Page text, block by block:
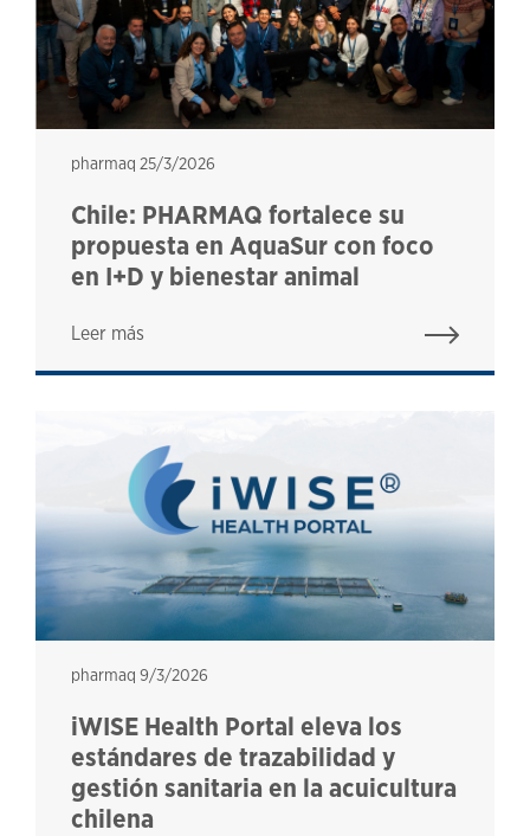
pharmaq
pharmaq 25/3/2026
Chile: PHARMAQ fortalece su
propuesta en AquaSur con foco
en I+D y bienestar animal
Leer más
pharmaq
pharmaq 9/3/2026
iWISE Health Portal eleva los
estándares de trazabilidad y
gestión sanitaria en la acuicultura
chilena